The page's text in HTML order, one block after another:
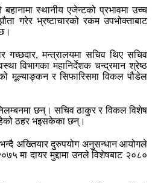
स्थानीय एजेन्टको प्रभावमा उच्च
गरेर भ्रष्टाचारको रकम उपभोक्ताबाट
गच्छदार, मन्त्रालयमा सचिव थिए सचिव
विभागका महानिर्देशक चन्द्रमान श्रेष्ठ
मूल्याङ्कन र सिफारिसमा विकल पौडेल
निलम्बनमा छन्। सचिव ठाकुर र विकल विशेष
ठहर भइसकेका छन्।
अख्तियार दुरुपयोग अनुसन्धान आयोगले
मा दायर मुद्दामा उनले विशेषबाट २०८०